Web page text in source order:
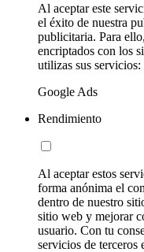
Al aceptar este
el éxito de nuestra
publicitaria. Para
encriptados con los
utilizas sus servicios:
Google Ads
Rendimiento
Al aceptar estos
forma anónima el
dentro de nuestro
sitio web y mejorar
usuario. Con tu
servicios de terceros